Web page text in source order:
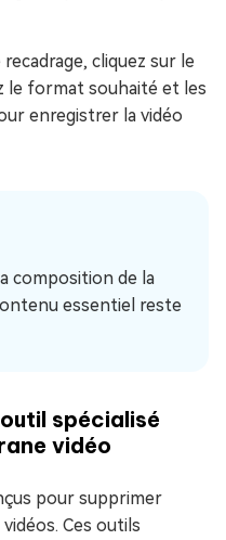
cliquez sur le
le format souhaité et les
enregistrer la vidéo
composition de la
essentiel reste
spécialisé
vidéo
pour supprimer
Ces outils